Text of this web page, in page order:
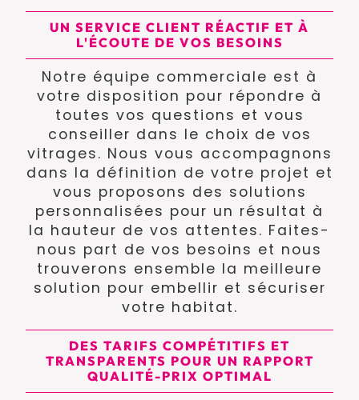
UN SERVICE CLIENT RÉACTIF ET À
L'ÉCOUTE DE VOS BESOINS
Notre équipe commerciale est à
votre disposition pour répondre à
toutes vos questions et vous
conseiller dans le choix de vos
vitrages. Nous vous accompagnons
dans la définition de votre projet et
vous proposons des solutions
personnalisées pour un résultat à
la hauteur de vos attentes. Faites-
nous part de vos besoins et nous
trouverons ensemble la meilleure
solution pour embellir et sécuriser
votre habitat.
DES TARIFS COMPÉTITIFS ET
TRANSPARENTS POUR UN RAPPORT
QUALITÉ-PRIX OPTIMAL